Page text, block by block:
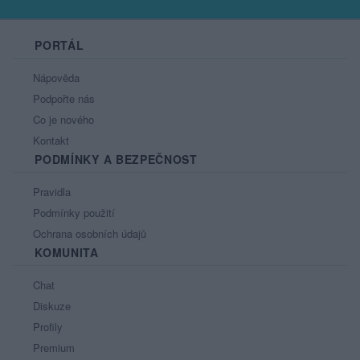
PORTÁL
Nápověda
Podpořte nás
Co je nového
Kontakt
PODMÍNKY A BEZPEČNOST
Pravidla
Podmínky použití
Ochrana osobních údajů
KOMUNITA
Chat
Diskuze
Profily
Premium